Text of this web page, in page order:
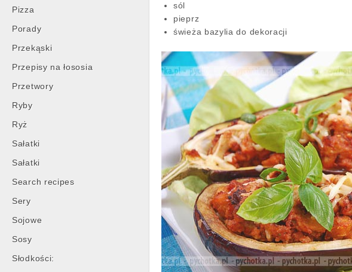
Pizza
Porady
Przekąski
Przepisy na łososia
Przetwory
Ryby
Ryż
Sałatki
Sałatki
Search recipes
Sery
Sojowe
Sosy
Słodkości:
sól
pieprz
świeża bazylia do dekoracji